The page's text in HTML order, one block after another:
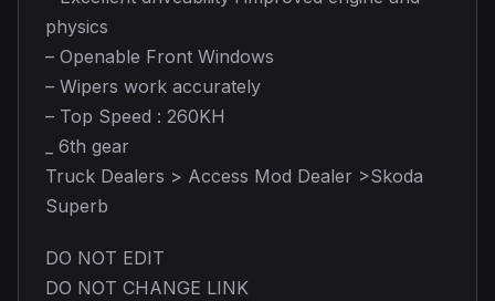
physics
– Openable Front Windows
– Wipers work accurately
– Top Speed : 260KH
_ 6th gear
Truck Dealers > Access Mod Dealer >Skoda
Superb
DO NOT EDIT
DO NOT CHANGE LINK